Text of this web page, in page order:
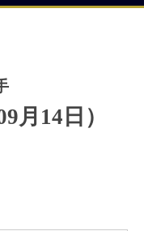
月14日）